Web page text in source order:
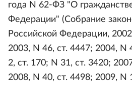
года N 62-ФЗ "О
Федерации" (Собрание
Российской Федерации,
2003, N 46, ст. 4447; 2004, N
2, ст. 170; N 31, ст. 3420;
2008, N 40, ст. 4498; 2009, N